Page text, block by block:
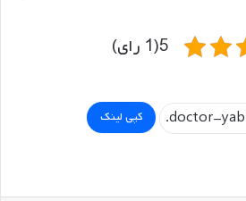
5(1 رای)
کپی لینک